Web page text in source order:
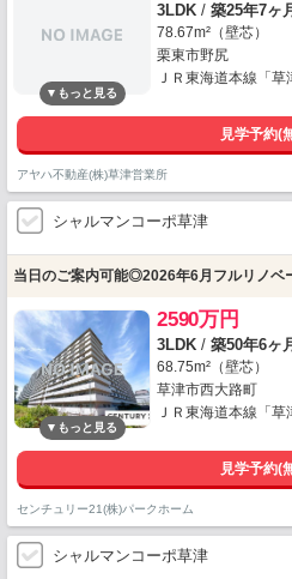
3LDK / 築25年7ヶ
78.67m²（壁芯）
栗東市野尻
ＪＲ東海道本線「
見学予約(
アヤハ不動産(株)草津営業所
シャルマンコーポ草津
当日のご案内可能◎2026年6月フルリノベ
2590万円
3LDK / 築50年6ヶ
68.75m²（壁芯）
草津市西大路町
ＪＲ東海道本線「草
見学予約(
センチュリー21(株)パークホーム
シャルマンコーポ草津